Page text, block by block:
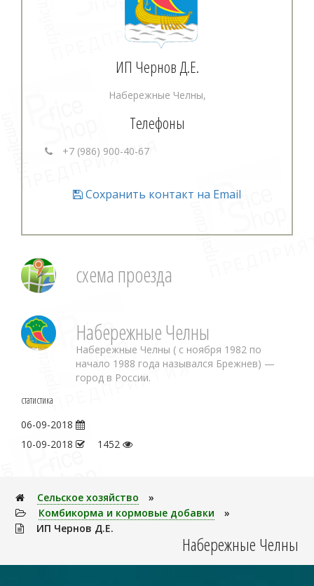
ИП Чернов Д.Е.
Набережные Челны,
Телефоны
+7 (986) 900-40-67
Сохранить контакт на Email
схема проезда
Набережные Челны
Набережные Челны ( с ноября 1982 по
начало 1988 года назывался Брежнев) —
город в России.
статистика
06-09-2018
10-09-2018
1452
Сельское хозяйство
»
Комбикорма и кормовые добавки
»
ИП Чернов Д.Е.
Набережные Челны